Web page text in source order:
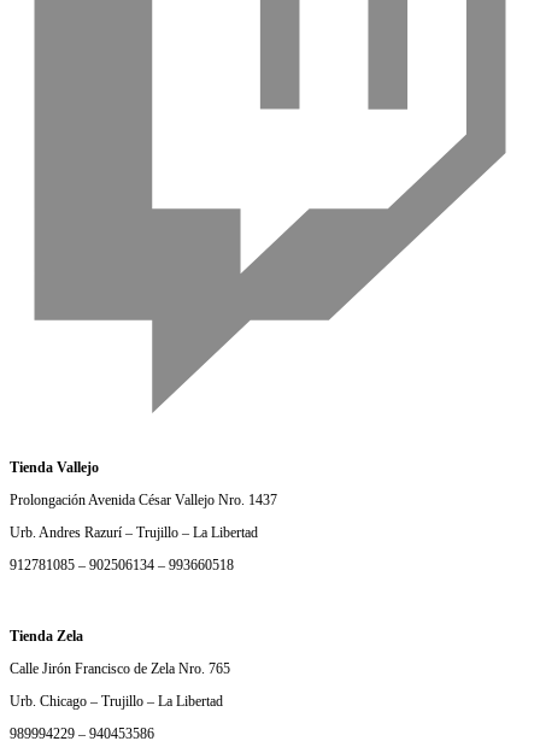
Tienda Vallejo
Prolongación Avenida César Vallejo Nro. 1437
Urb. Andres Razurí – Trujillo – La Libertad
912781085 – 902506134 – 993660518
Tienda Zela
Calle Jirón Francisco de Zela Nro. 765
Urb. Chicago – Trujillo – La Libertad
989994229 – 940453586